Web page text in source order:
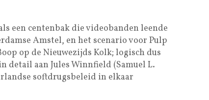
een centenbak die videobanden leende
Amstel, en het scenario voor Pulp
op de Nieuwezijds Kolk; logisch dus
detail aan Jules Winnfield (Samuel L.
softdrugsbeleid in elkaar